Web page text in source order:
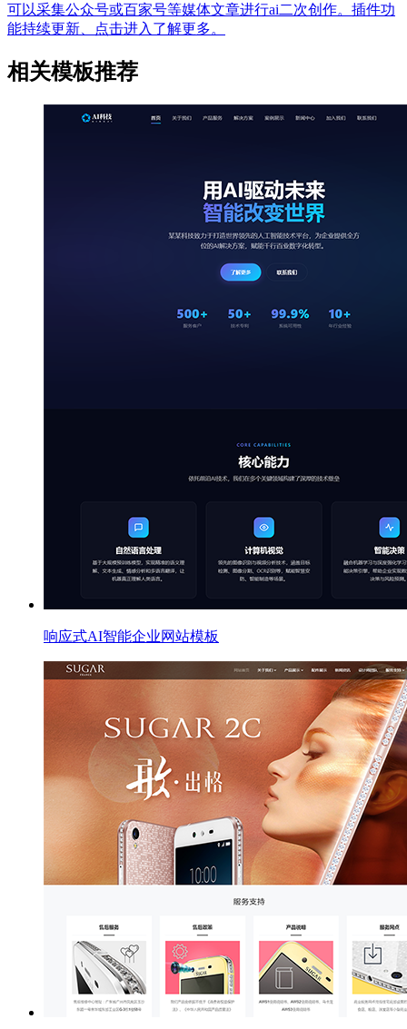
可以采集公众号或百家号等媒体文章进行ai二次创作。插件功
能持续更新、点击进入了解更多。
相关模板推荐
响应式AI智能企业网站模板